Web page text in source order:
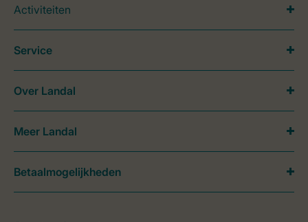
Activiteiten
Service
Over Landal
Meer Landal
Betaalmogelijkheden